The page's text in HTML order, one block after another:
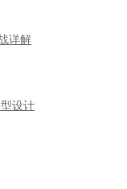
详解
设计